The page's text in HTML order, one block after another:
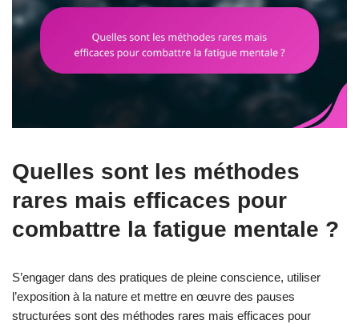
Quelles sont les méthodes
rares mais efficaces pour
combattre la fatigue mentale ?
S’engager dans des pratiques de pleine conscience, utiliser
l’exposition à la nature et mettre en œuvre des pauses
structurées sont des méthodes rares mais efficaces pour